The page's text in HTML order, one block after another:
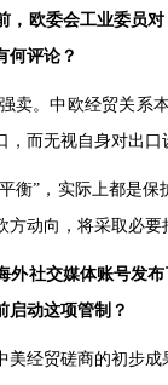
，欧委会工业委员
何评论？
卖。中欧经贸关系
而无视自身对出
衡”，实际上都是
动向，将采取必
外社交媒体账号发
启动这项管制？
经贸磋商的初步